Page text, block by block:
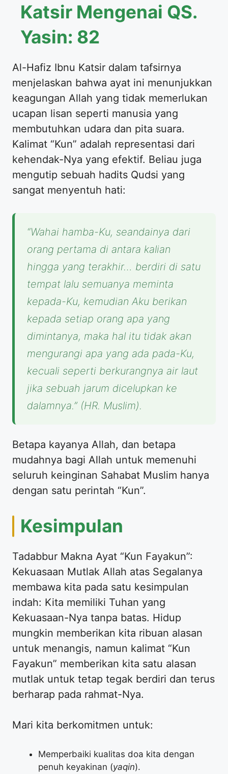
Katsir Mengenai QS.
Yasin: 82
Al-Hafiz Ibnu Katsir dalam tafsirnya
menjelaskan bahwa ayat ini menunjukkan
keagungan Allah yang tidak memerlukan
ucapan lisan seperti manusia yang
membutuhkan udara dan pita suara.
Kalimat “Kun” adalah representasi dari
kehendak-Nya yang efektif. Beliau juga
mengutip sebuah hadits Qudsi yang
sangat menyentuh hati:
“Wahai hamba-Ku, seandainya dari
orang pertama di antara kalian
hingga yang terakhir… berdiri di satu
tempat lalu semuanya meminta
kepada-Ku, kemudian Aku berikan
kepada setiap orang apa yang
dimintanya, maka hal itu tidak akan
mengurangi apa yang ada pada-Ku,
kecuali seperti berkurangnya air laut
jika sebuah jarum dicelupkan ke
dalamnya.” (HR. Muslim).
Betapa kayanya Allah, dan betapa
mudahnya bagi Allah untuk memenuhi
seluruh keinginan Sahabat Muslim hanya
dengan satu perintah “Kun”.
Kesimpulan
Tadabbur Makna Ayat “Kun Fayakun”:
Kekuasaan Mutlak Allah atas Segalanya
membawa kita pada satu kesimpulan
indah: Kita memiliki Tuhan yang
Kekuasaan-Nya tanpa batas. Hidup
mungkin memberikan kita ribuan alasan
untuk menangis, namun kalimat “Kun
Fayakun” memberikan kita satu alasan
mutlak untuk tetap tegak berdiri dan terus
berharap pada rahmat-Nya.
Mari kita berkomitmen untuk:
Memperbaiki kualitas doa kita dengan
penuh keyakinan (yaqin).